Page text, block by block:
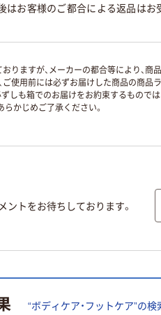
後はお客様のご都合による返品は
ますが、メーカーの都合等により、商
使用前には必ずお届けした商品の商
ずしも箱でのお届けをお約束するものでは
かじめご了承ください。
トをお待ちしております。
“ボディケア・フットケア”の検